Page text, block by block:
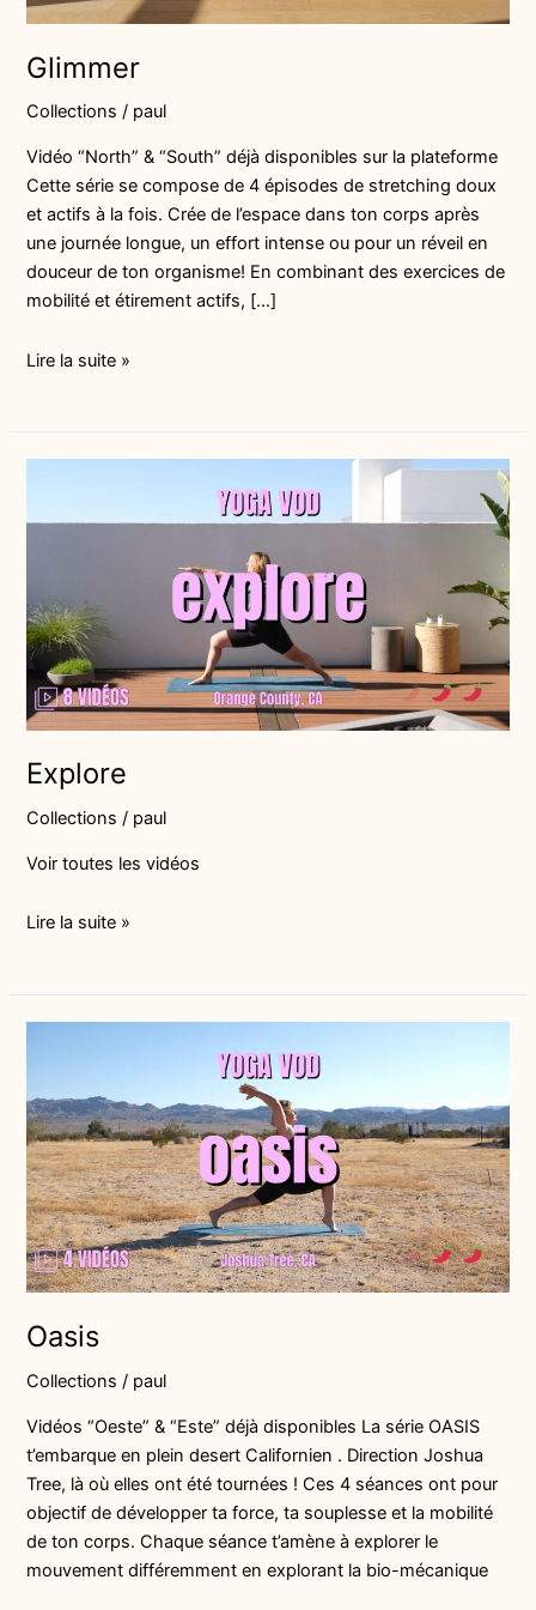
Glimmer
Collections / paul
Vidéo “North” & “South” déjà disponibles sur la plateforme
Cette série se compose de 4 épisodes de stretching doux
et actifs à la fois. Crée de l’espace dans ton corps après
une journée longue, un effort intense ou pour un réveil en
douceur de ton organisme! En combinant des exercices de
mobilité et étirement actifs, […]
Lire la suite »
Explore
Collections / paul
Voir toutes les vidéos
Lire la suite »
Oasis
Collections / paul
Vidéos “Oeste” & “Este” déjà disponibles La série OASIS
t’embarque en plein desert Californien . Direction Joshua
Tree, là où elles ont été tournées ! Ces 4 séances ont pour
objectif de développer ta force, ta souplesse et la mobilité
de ton corps. Chaque séance t’amène à explorer le
mouvement différemment en explorant la bio-mécanique